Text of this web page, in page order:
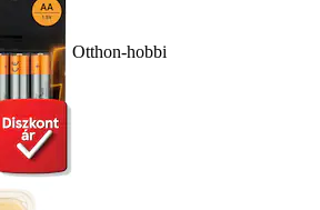
Otthon-hobbi